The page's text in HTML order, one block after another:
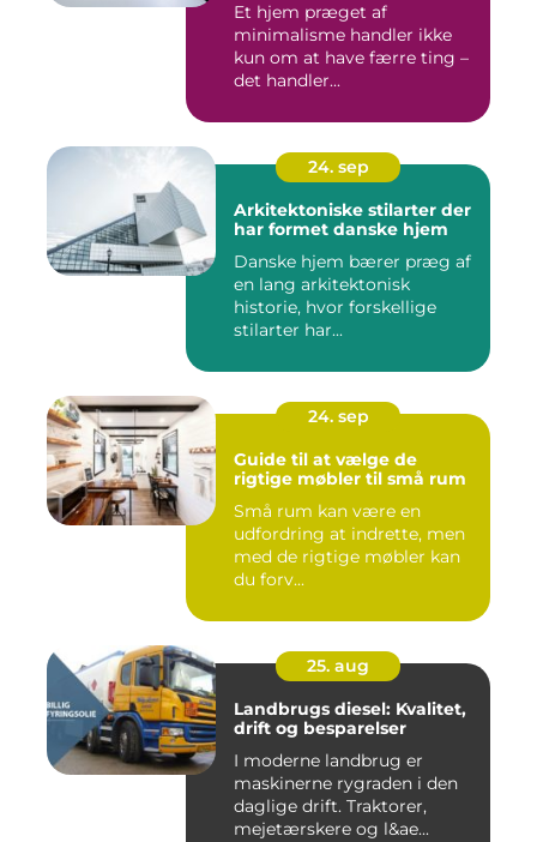
Et hjem præget af
minimalisme handler ikke
kun om at have færre ting –
det handler...
24. sep
Arkitektoniske stilarter der
har formet danske hjem
Danske hjem bærer præg af
en lang arkitektonisk
historie, hvor forskellige
stilarter har...
24. sep
Guide til at vælge de
rigtige møbler til små rum
Små rum kan være en
udfordring at indrette, men
med de rigtige møbler kan
du forv...
25. aug
Landbrugs diesel: Kvalitet,
drift og besparelser
I moderne landbrug er
maskinerne rygraden i den
daglige drift. Traktorer,
mejetærskere og l&ae...